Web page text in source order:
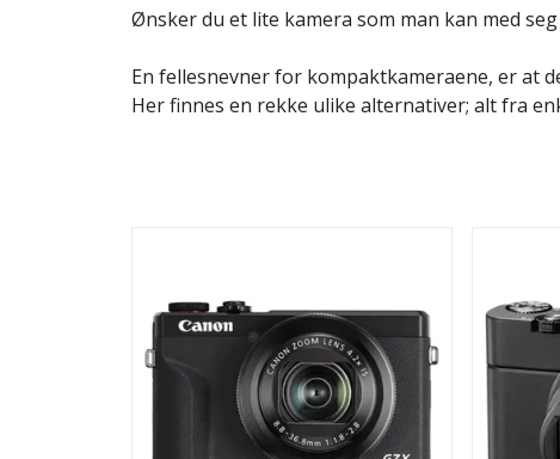
Ønsker du et lite kamera som man kan med
En fellesnevner for kompaktkameraene, er at
Her finnes en rekke ulike alternativer; alt fra